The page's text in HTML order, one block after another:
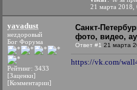
21 марта 2018,
yavadust
неzдоровый
Бог Форума
Рейтинг: 3433
[Заценки]
[Комментарии]
Санкт-
фото, видео,
Ответ #1 21 марта
https://vk.com/